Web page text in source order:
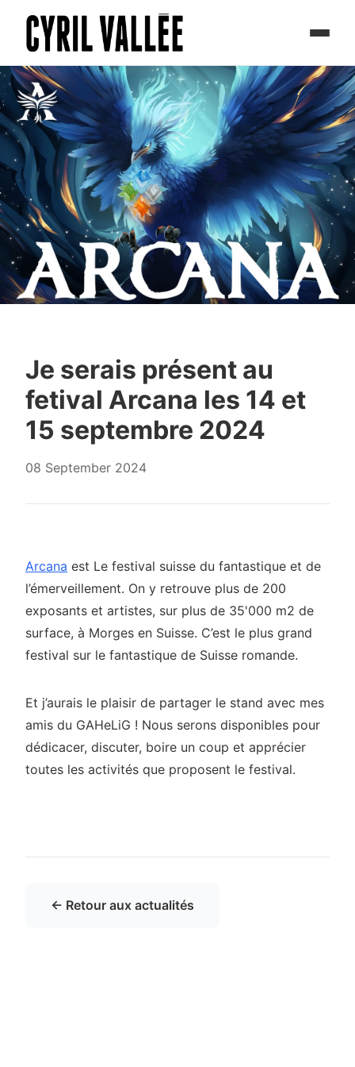
Je serais présent au
fetival Arcana les 14 et
15 septembre 2024
08 September 2024
Arcana est Le festival suisse du fantastique et de
l’émerveillement. On y retrouve plus de 200
exposants et artistes, sur plus de 35'000 m2 de
surface, à Morges en Suisse. C’est le plus grand
festival sur le fantastique de Suisse romande.
Et j’aurais le plaisir de partager le stand avec mes
amis du GAHeLiG ! Nous serons disponibles pour
dédicacer, discuter, boire un coup et apprécier
toutes les activités que proposent le festival.
← Retour aux actualités